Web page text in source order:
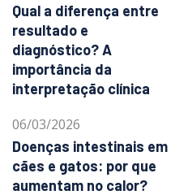
Qual a diferença entre
resultado e
diagnóstico? A
importância da
interpretação clínica
06/03/2026
Doenças intestinais em
cães e gatos: por que
aumentam no calor?